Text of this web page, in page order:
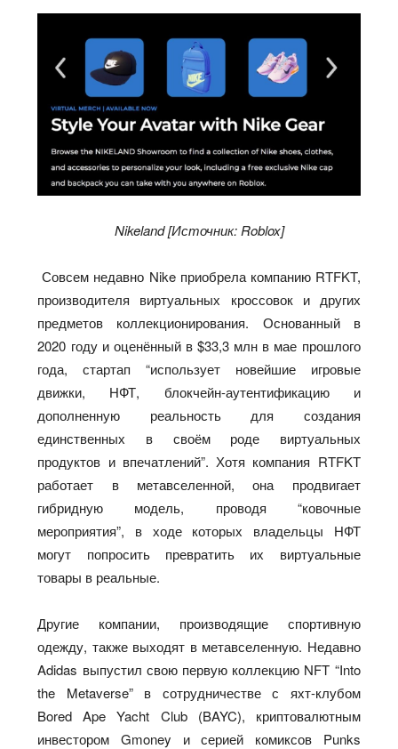
Nikeland [Источник: Roblox]
Совсем недавно Nike приобрела компанию RTFKT,
производителя виртуальных кроссовок и других
предметов коллекционирования. Основанный в
2020 году и оценённый в $33,3 млн в мае прошлого
года, стартап “использует новейшие игровые
движки, НФТ, блокчейн-аутентификацию и
дополненную реальность для создания
единственных в своём роде виртуальных
продуктов и впечатлений”. Хотя компания RTFKT
работает в метавселенной, она продвигает
гибридную модель, проводя “ковочные
мероприятия”, в ходе которых владельцы НФТ
могут попросить превратить их виртуальные
товары в реальные.
Другие компании, производящие спортивную
одежду, также выходят в метавселенную. Недавно
Adidas выпустил свою первую коллекцию NFT “Into
the Metaverse” в сотрудничестве с яхт-клубом
Bored Ape Yacht Club (BAYC), криптовалютным
инвестором Gmoney и серией комиксов Punks